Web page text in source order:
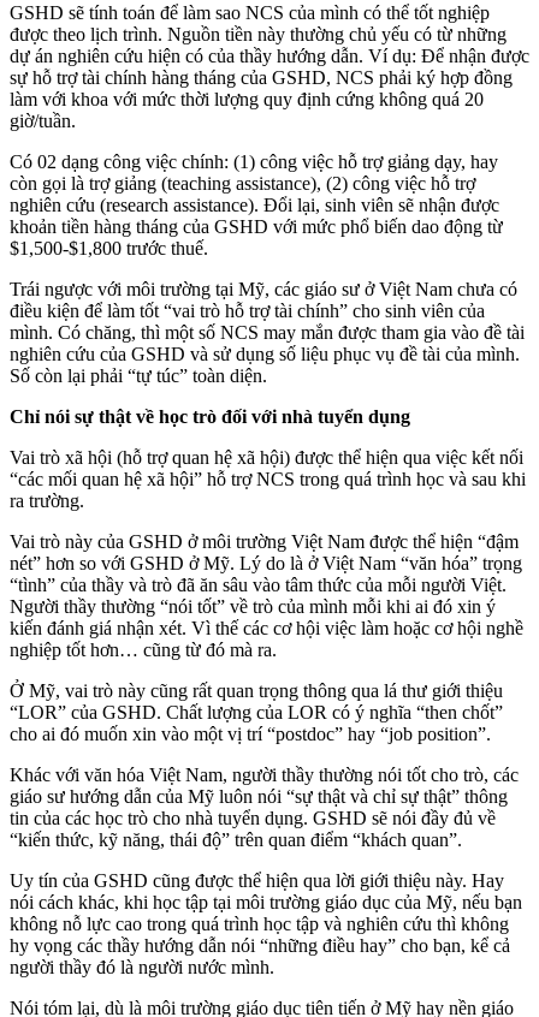
GSHD sẽ tính toán để làm sao NCS của mình có thể tốt nghiệp
được theo lịch trình. Nguồn tiền này thường chủ yếu có từ những
dự án nghiên cứu hiện có của thầy hướng dẫn. Ví dụ: Để nhận được
sự hỗ trợ tài chính hàng tháng của GSHD, NCS phải ký hợp đồng
làm với khoa với mức thời lượng quy định cứng không quá 20
giờ/tuần.
Có 02 dạng công việc chính: (1) công việc hỗ trợ giảng dạy, hay
còn gọi là trợ giảng (teaching assistance), (2) công việc hỗ trợ
nghiên cứu (research assistance). Đổi lại, sinh viên sẽ nhận được
khoản tiền hàng tháng của GSHD với mức phổ biến dao động từ
$1,500-$1,800 trước thuế.
Trái ngược với môi trường tại Mỹ, các giáo sư ở Việt Nam chưa có
điều kiện để làm tốt “vai trò hỗ trợ tài chính” cho sinh viên của
mình. Có chăng, thì một số NCS may mắn được tham gia vào đề tài
nghiên cứu của GSHD và sử dụng số liệu phục vụ đề tài của mình.
Số còn lại phải “tự túc” toàn diện.
Chỉ nói sự thật về học trò đối với nhà tuyển dụng
Vai trò xã hội (hỗ trợ quan hệ xã hội) được thể hiện qua việc kết nối
“các mối quan hệ xã hội” hỗ trợ NCS trong quá trình học và sau khi
ra trường.
Vai trò này của GSHD ở môi trường Việt Nam được thể hiện “đậm
nét” hơn so với GSHD ở Mỹ. Lý do là ở Việt Nam “văn hóa” trọng
“tình” của thầy và trò đã ăn sâu vào tâm thức của mỗi người Việt.
Người thầy thường “nói tốt” về trò của mình mỗi khi ai đó xin ý
kiến đánh giá nhận xét. Vì thế các cơ hội việc làm hoặc cơ hội nghề
nghiệp tốt hơn… cũng từ đó mà ra.
Ở Mỹ, vai trò này cũng rất quan trọng thông qua lá thư giới thiệu
“LOR” của GSHD. Chất lượng của LOR có ý nghĩa “then chốt”
cho ai đó muốn xin vào một vị trí “postdoc” hay “job position”.
Khác với văn hóa Việt Nam, người thầy thường nói tốt cho trò, các
giáo sư hướng dẫn của Mỹ luôn nói “sự thật và chỉ sự thật” thông
tin của các học trò cho nhà tuyển dụng. GSHD sẽ nói đầy đủ về
“kiến thức, kỹ năng, thái độ” trên quan điểm “khách quan”.
Uy tín của GSHD cũng được thể hiện qua lời giới thiệu này. Hay
nói cách khác, khi học tập tại môi trường giáo dục của Mỹ, nếu bạn
không nỗ lực cao trong quá trình học tập và nghiên cứu thì không
hy vọng các thầy hướng dẫn nói “những điều hay” cho bạn, kể cả
người thầy đó là người nước mình.
Nói tóm lại, dù là môi trường giáo dục tiên tiến ở Mỹ hay nền giáo